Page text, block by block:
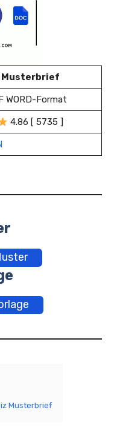
Musterbrief
WORD-Format
4.86 [ 5735 ]
Musterbrief